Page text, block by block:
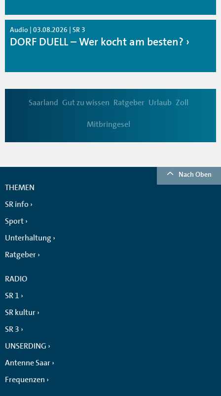
Audio | 03.08.2026 | SR 3
DORF DUELL – Wer kocht am besten?
Saarland Gut zu wissen Ratgeber Urlaub Zoll
Mitbringesel
Nach Oben
THEMEN
SR info
Sport
Unterhaltung
Ratgeber
RADIO
SR 1
SR kultur
SR 3
UNSERDING
Antenne Saar
Frequenzen